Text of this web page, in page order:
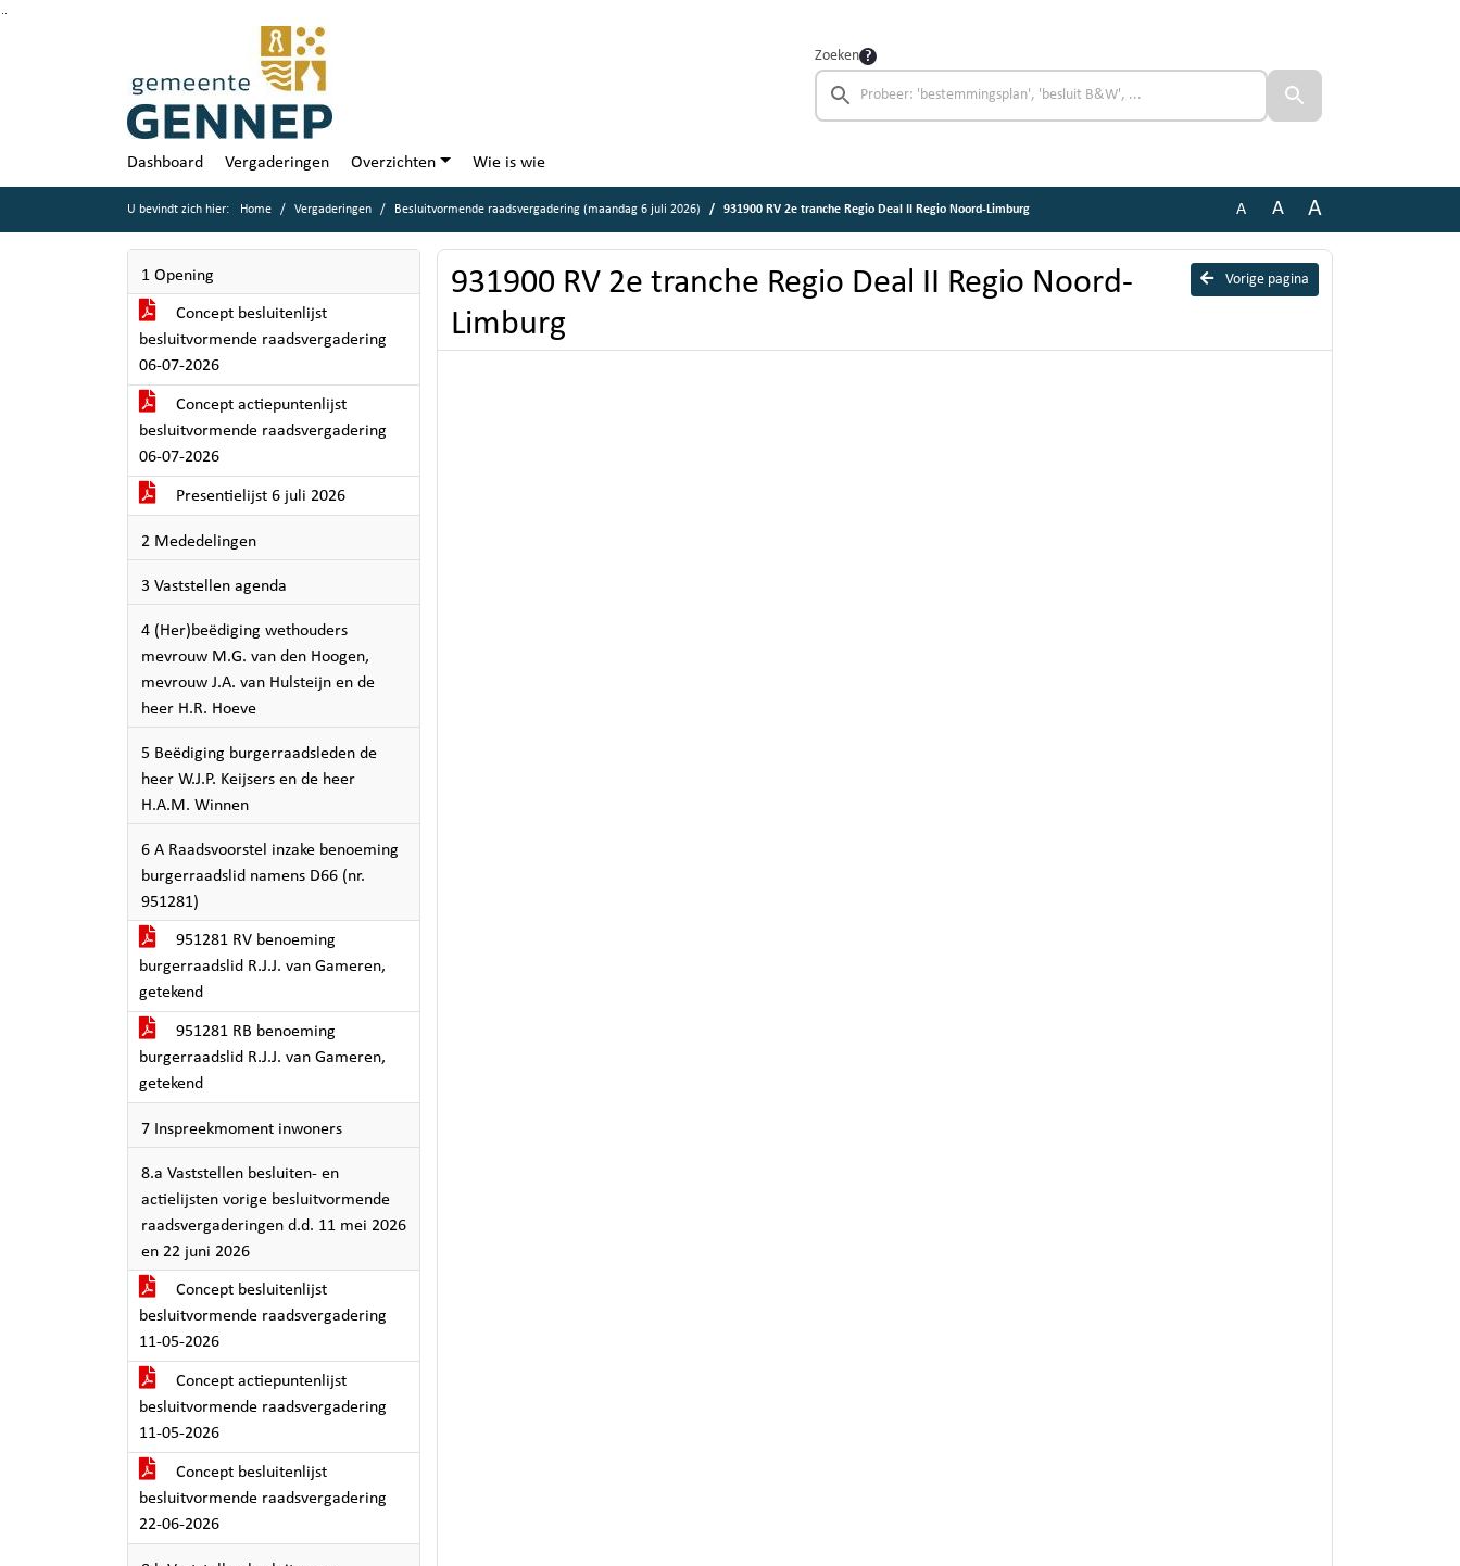
Zoeken
Dashboard Vergaderingen Overzichten Wie is wie
U bevindt zich hier: Home Vergaderingen Besluitvormende raadsvergadering (maandag 6 juli 2026) 931900 RV 2e tranche Regio Deal II Regio Noord-Limburg A A A
1 Opening
Concept besluitenlijst
besluitvormende raadsvergadering
06-07-2026
Concept actiepuntenlijst
besluitvormende raadsvergadering
06-07-2026
Presentielijst 6 juli 2026
2 Mededelingen
3 Vaststellen agenda
4 (Her)beëdiging wethouders
mevrouw M.G. van den Hoogen,
mevrouw J.A. van Hulsteijn en de
heer H.R. Hoeve
5 Beëdiging burgerraadsleden de
heer W.J.P. Keijsers en de heer
H.A.M. Winnen
6 A Raadsvoorstel inzake benoeming
burgerraadslid namens D66 (nr.
951281)
951281 RV benoeming
burgerraadslid R.J.J. van Gameren,
getekend
951281 RB benoeming
burgerraadslid R.J.J. van Gameren,
getekend
7 Inspreekmoment inwoners
8.a Vaststellen besluiten- en
actielijsten vorige besluitvormende
raadsvergaderingen d.d. 11 mei 2026
en 22 juni 2026
Concept besluitenlijst
besluitvormende raadsvergadering
11-05-2026
Concept actiepuntenlijst
besluitvormende raadsvergadering
11-05-2026
Concept besluitenlijst
besluitvormende raadsvergadering
22-06-2026
Vorige pagina
931900 RV 2e tranche Regio Deal II Regio Noord-
Limburg